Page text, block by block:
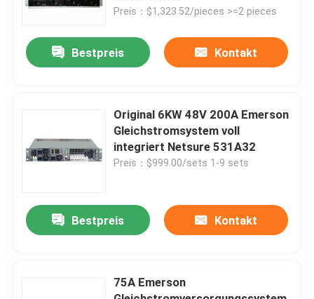
Videos
Telekommunikationskabinett im Freien
Fernmeldeausrüstungs-Kabinett
Telekommunikationsbatterie
Fernmelde- und Gleichstromsysteme
Preis：$1,323.52/pieces >=2 pieces
Bestpreis Kontakt
Original 6KW 48V 200A Emerson
Gleichstromsystem voll
integriert Netsure 531A32
Preis：$999.00/sets 1-9 sets
Bestpreis Kontakt
75A Emerson